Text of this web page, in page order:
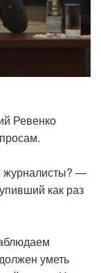
Ревенко
журналисты? —
как раз
уметь